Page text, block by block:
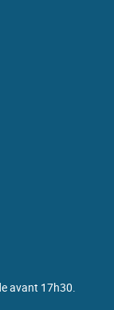
avant 17h30.